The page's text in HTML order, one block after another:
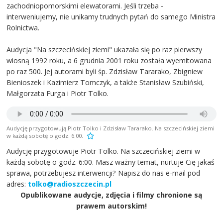
zachodniopomorskimi elewatorami. Jeśli trzeba -
interweniujemy, nie unikamy trudnych pytań do samego Ministra
Rolnictwa.
Audycja "Na szczecińskiej ziemi" ukazała się po raz pierwszy
wiosną 1992 roku, a 6 grudnia 2001 roku została wyemitowana
po raz 500. Jej autorami byli śp. Zdzisław Tararako, Zbigniew
Bienioszek i Kazimierz Tomczyk, a także Stanisław Szubiński,
Małgorzata Furga i Piotr Tolko.
Audycję przygotowują Piotr Tolko i Zdzisław Tararako. Na szczecińskiej ziemi
w każdą sobotę o godz. 6.00.
Audycję przygotowuje Piotr Tolko. Na szczecińskiej ziemi w
każdą sobotę o godz. 6:00. Masz ważny temat, nurtuje Cię jakaś
sprawa, potrzebujesz interwencji? Napisz do nas e-mail pod
adres: tolko@radioszczecin.pl
Opublikowane audycje, zdjęcia i filmy chronione są
prawem autorskim!